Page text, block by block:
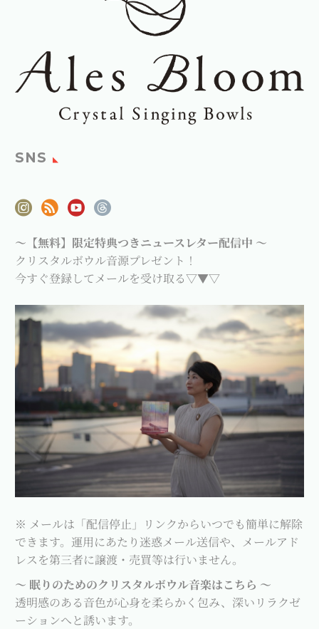
SNS
～【無料】限定特典つきニュースレター配信中 ～
クリスタルボウル音源プレゼント！
今すぐ登録してメールを受け取る▽▼▽
※ メールは「配信停止」リンクからいつでも簡単に解除
できます。運用にあたり迷惑メール送信や、メールアド
レスを第三者に譲渡・売買等は行いません。
～ 眠りのためのクリスタルボウル音楽はこちら ～
透明感のある音色が心身を柔らかく包み、深いリラクゼ
ーションへと誘います。